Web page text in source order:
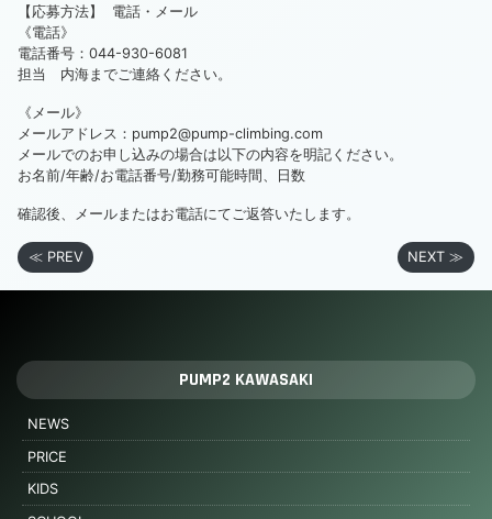
【応募方法】 電話・メール
《電話》
電話番号：044-930-6081
担当 内海までご連絡ください。
《メール》
メールアドレス：pump2@pump-climbing.com
メールでのお申し込みの場合は以下の内容を明記ください。
お名前/年齢/お電話番号/勤務可能時間、日数
確認後、メールまたはお電話にてご返答いたします。
≪ PREV NEXT ≫
PUMP2 KAWASAKI
NEWS
PRICE
KIDS